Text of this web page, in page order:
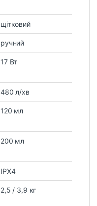
щітковий
ручний
17 Вт
480 л/хв
120 мл
200 мл
IPX4
2,5 / 3,9 кг